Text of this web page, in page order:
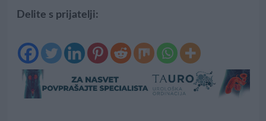
Delite s prijatelji: